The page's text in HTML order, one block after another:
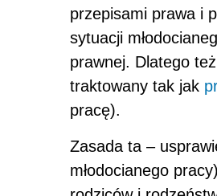
przepisami prawa i
sytuacji
prawnej. Dlatego
traktowany tak jak
pracę).
Zasada ta –
młodocianego